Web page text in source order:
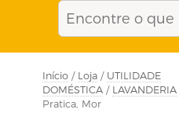
Início / Loja / UTILIDADE
DOMÉSTICA / LAVANDERIA
Pratica, Mor